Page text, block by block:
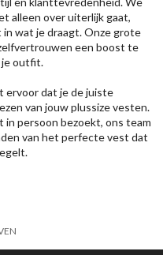
alleen over uiterlijk gaat,
wat je draagt. Onze grote
een boost te
je outfit.
ervoor dat je de juiste
van jouw plussize vesten.
persoon bezoekt, ons team
van het perfecte vest dat